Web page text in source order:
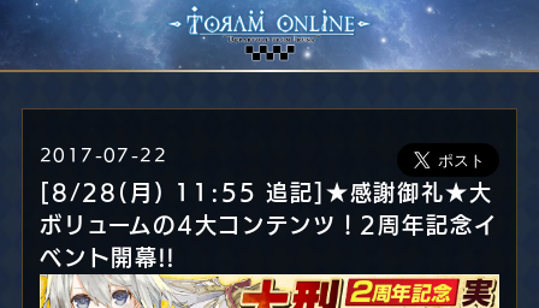
2017-07-22
[8/28(月) 11:55 追記]★感謝御礼★大
ボリュームの4大コンテンツ！2周年記念イ
ベント開幕!!